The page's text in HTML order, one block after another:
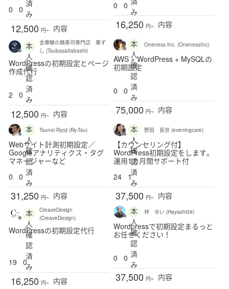
済
み
0
0
12,500 円~ 内容
み
0 0
16,250 円~ 内容
本
人
確
認
済
み
金華鯖の鯖寿司専門店 華ず
し (TsubasaItabashi)
WordPressの初期設定とページ
作成代行
2 0
12,500 円~ 内容
本
人
確
認
済
み
Oneness Inc. (OnenessInc)
AWS + WordPress + MySQLの
初期設定
0 0
75,000 円~
内容
本
人
確
認
済
み
Tsunoi Ryoji (Ry-Tsu)
Webサイト計測初期設定／
Googleアナリティクス・タグ
マネージャーなど
0
0
31,250 円~ 内容
本
人
確
認
済
み
野田 長世 (eveningcare)
【カウンセリング付】
WordPress初期設定をします。
運用1カ月間サポート付
24
1
37,500 円~
内容
本
人
確
認
済
み
CreaveDesign
(CreaveDesign)
WordPressの初期設定代行
19 0
16,250 円~ 内容
本
人
確
認
済
み
林 ゆい (Hayashi39)
Wordpressで初期設定まるっと
お任せください！
0 0
37,500 円~ 内容